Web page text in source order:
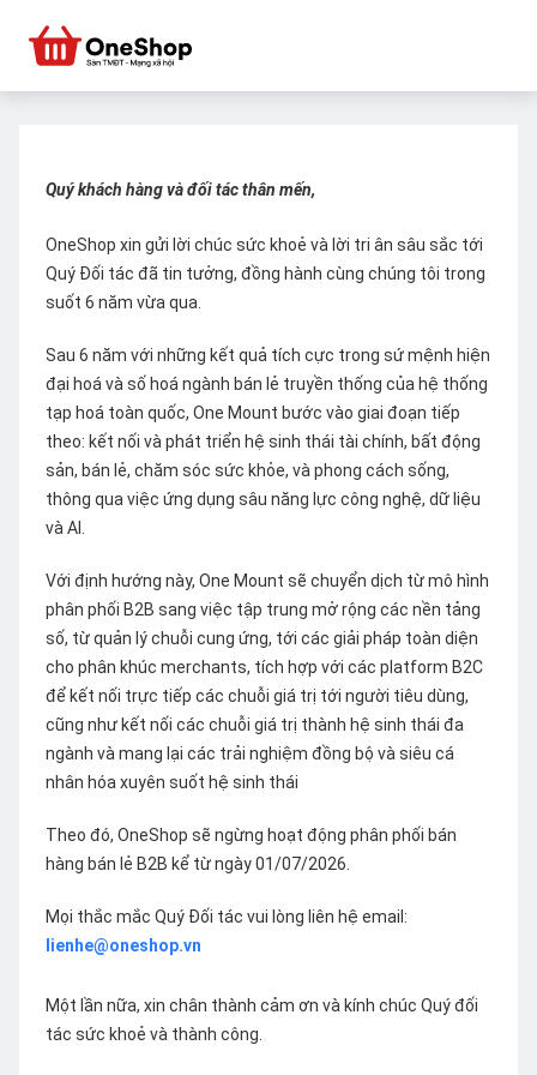
Quý khách hàng và đối tác thân mến,
OneShop xin gửi lời chúc sức khoẻ và lời tri ân sâu sắc tới
Quý Đối tác đã tin tưởng, đồng hành cùng chúng tôi trong
suốt 6 năm vừa qua.
Sau 6 năm với những kết quả tích cực trong sứ mệnh hiện
đại hoá và số hoá ngành bán lẻ truyền thống của hệ thống
tạp hoá toàn quốc, One Mount bước vào giai đoạn tiếp
theo: kết nối và phát triển hệ sinh thái tài chính, bất động
sản, bán lẻ, chăm sóc sức khỏe, và phong cách sống,
thông qua việc ứng dụng sâu năng lực công nghệ, dữ liệu
và AI.
Với định hướng này, One Mount sẽ chuyển dịch từ mô hình
phân phối B2B sang việc tập trung mở rộng các nền tảng
số, từ quản lý chuỗi cung ứng, tới các giải pháp toàn diện
cho phân khúc merchants, tích hợp với các platform B2C
để kết nối trực tiếp các chuỗi giá trị tới người tiêu dùng,
cũng như kết nối các chuỗi giá trị thành hệ sinh thái đa
ngành và mang lại các trải nghiệm đồng bộ và siêu cá
nhân hóa xuyên suốt hệ sinh thái
Theo đó, OneShop sẽ ngừng hoạt động phân phối bán
hàng bán lẻ B2B kể từ ngày 01/07/2026.
Mọi thắc mắc Quý Đối tác vui lòng liên hệ email:
lienhe@oneshop.vn
Một lần nữa, xin chân thành cảm ơn và kính chúc Quý đối
tác sức khoẻ và thành công.